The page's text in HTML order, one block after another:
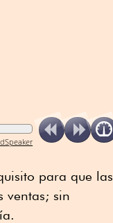
para que las
ventas; sin